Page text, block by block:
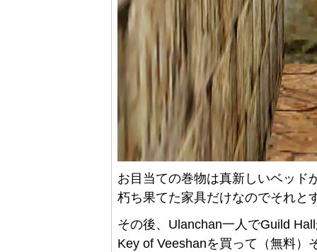
お目当ての巻物は真新しいベッド
朽ち果てた家具だけなのでそれと
その後、Ulanchan一人でGuild
Key of Veeshanを買って（無料）